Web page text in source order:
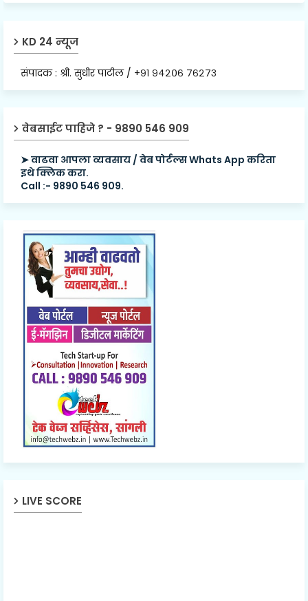
KD 24 न्यूज
संपादक : श्री. सुधीर पाटील / +९१ ९४२०६ ७६२७३
वेबसाईट पाहिजे ? - 9890 546 909
➤ वाढवा आपला व्यवसाय / वेब पोर्टल्स Whats App करिता
इथे क्लिक करा.
Call :- 9890 546 909.
LIVE SCORE